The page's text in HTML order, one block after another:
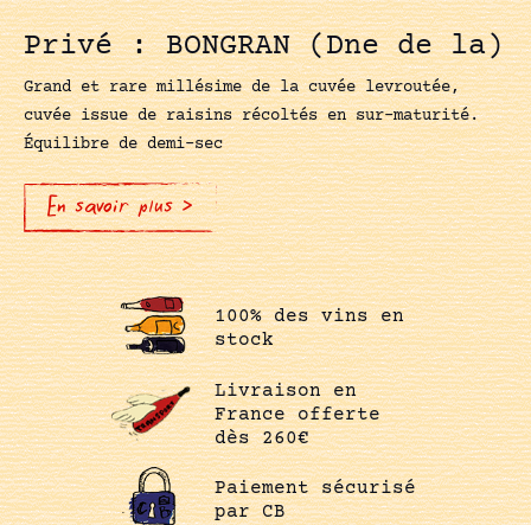
Privé : BONGRAN (Dne de la)
Grand et rare millésime de la cuvée levroutée,
cuvée issue de raisins récoltés en sur-maturité.
Équilibre de demi-sec
En savoir plus >
100% des vins en
stock
Livraison en
France offerte
dès 260€
Paiement sécurisé
par CB